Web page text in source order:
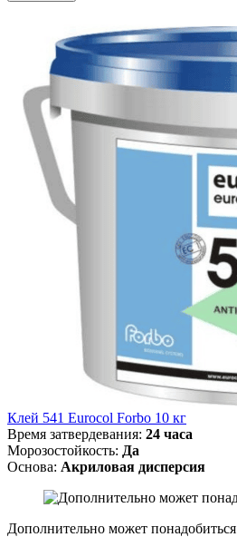
Клей 541 Eurocol Forbo 10 кг
Время затвердевания: 24 часа
Морозостойкость: Да
Основа: Акриловая дисперсия
Дополнительно может понадобиться